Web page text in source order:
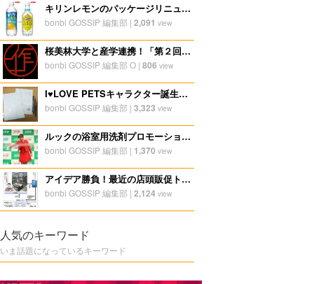
キリンレモンのパッケージリニューアルプロモーション
bonbi GOSSIP 編集部 | 2,091 view
桜美林大学と産学連携！「第２回ディスプレイ研修合宿」レポート１
bonbi GOSSIP 編集部 O| 806 view
I♥LOVE PETSキャラクター誕生秘話【デザイン編】
bonbi GOSSIP 編集部 | 3,323 view
ルックの浴室用洗剤プロモーション考察
bonbi GOSSIP 編集部 | 1,370 view
アイデア勝負！最近の店頭販促トレンド
bonbi GOSSIP 編集部 | 2,124 view
人気のキーワード
いま話題になっているキーワード